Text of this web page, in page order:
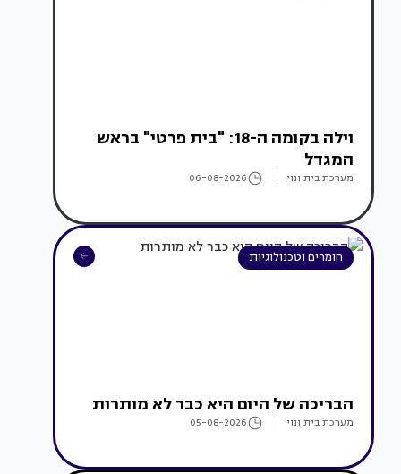
וילה בקומה ה-18: "בית פרטי" בראש
המגדל
מערכת בית ונוי 06-08-2026
חומרים וטכנולוגיות
הבריכה של היום היא כבר לא מותרות
מערכת בית ונוי 05-08-2026